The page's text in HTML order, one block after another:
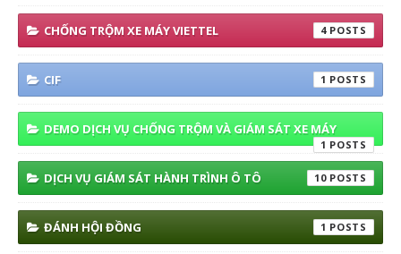
CHỐNG TRỘM XE MÁY VIETTEL 4
CIF 1
DEMO DỊCH VỤ CHỐNG TRỘM VÀ GIÁM SÁT XE MÁY
1
DỊCH VỤ GIÁM SÁT HÀNH TRÌNH Ô TÔ 10
ĐÁNH HỘI ĐỒNG 1